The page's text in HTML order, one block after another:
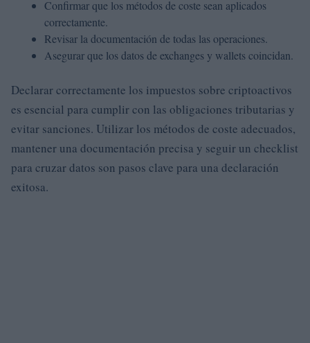
Confirmar que los métodos de coste sean aplicados
correctamente.
Revisar la documentación de todas las operaciones.
Asegurar que los datos de exchanges y wallets coincidan.
Declarar correctamente los impuestos sobre criptoactivos
es esencial para cumplir con las obligaciones tributarias y
evitar sanciones. Utilizar los métodos de coste adecuados,
mantener una documentación precisa y seguir un checklist
para cruzar datos son pasos clave para una declaración
exitosa.